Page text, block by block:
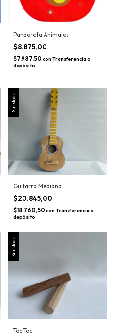
Pandereta Animales
$8.875,00
$7.987,50 con Transferencia o
depósito
Sin stock
Guitarra Mediana
$20.845,00
$18.760,50 con Transferencia o
depósito
Sin stock
Toc Toc